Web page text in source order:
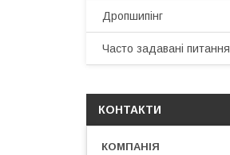
Дропшипінг
Часто задавані питання
КОНТАКТИ